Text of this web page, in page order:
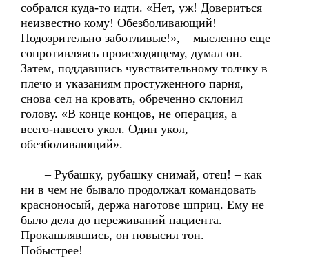
собрался куда-то идти. «Нет, уж! Довериться
неизвестно кому! Обезболивающий!
Подозрительно заботливые!», – мысленно еще
сопротивляясь происходящему, думал он.
Затем, поддавшись чувствительному толчку в
плечо и указаниям простуженного парня,
снова сел на кровать, обреченно склонил
голову. «В конце концов, не операция, а
всего-навсего укол. Один укол,
обезболивающий».
– Рубашку, рубашку снимай, отец! – как
ни в чем не бывало продолжал командовать
красноносый, держа наготове шприц. Ему не
было дела до переживаний пациента.
Прокашлявшись, он повысил тон. –
Побыстрее!